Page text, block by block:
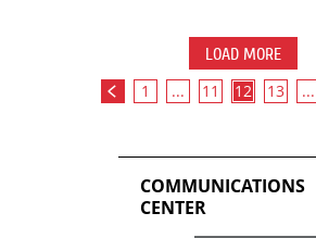
LOAD MORE
1 ... 11 12 13 ...
COMMUNICATIONS
CENTER